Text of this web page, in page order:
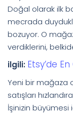
Doğal olarak ilk
mecrada
bozuyor. O
verdiklerini,
ilgili: Etsy’de
Yeni bir mağaza
satışları
İşinizin